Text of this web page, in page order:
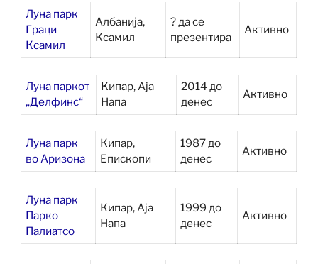
Луна парк
Граци
Ксамил
Албанија,
Ксамил
? да се
презентира
Активно
Луна паркот
„Делфинс“
Кипар, Аја
Напа
2014 до
денес
Активно
Луна парк
во Аризона
Кипар,
Епископи
1987 до
денес
Активно
Луна парк
Парко
Палиатсо
Кипар, Аја
Напа
1999 до
денес
Активно